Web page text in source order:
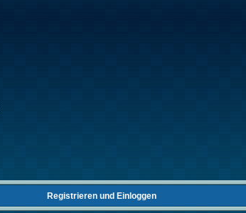
Registrieren und Einloggen